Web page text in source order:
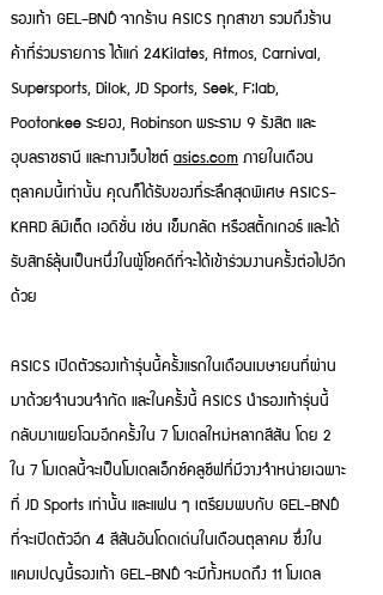
รองเท้า GEL-BND™ จากร้าน ASICS ทุกสาขา รวมถึงร้าน
ค้าที่ร่วมรายการ ได้แก่ 24Kilates, Atmos, Carnival,
Supersports, Dilok, JD Sports, Seek, F;lab,
Pootonkee ระยอง, Robinson พระราม 9 รังสิต และ
อุบลราชธานี และทางเว็บไซต์asics.comภายในเดือน
ตุลาคมนี้เท่านั้น คุณก็ได้รับของที่ระลึกสุดพิเศษ ASICS-
KARD ลิมิเต็ด เอดิชั่น เช่น เข็มกลัด หรือสติ้กเกอร์ และได้
รับสิทธ์ลุ้นเป็นหนึ่งในผู้โชคดีที่จะได้เข้าร่วมงานครั้งต่อไปอีก
ด้วย
ASICS เปิดตัวรองเท้ารุ่นนี้ครั้งแรกในเดือนเมษายนที่ผ่าน
มาด้วยจำนวนจำกัด และในครั้งนี้ ASICS นำรองเท้ารุ่นนี้
กลับมาเผยโฉมอีกครั้งใน 7 โมเดลใหม่หลากสีสัน โดย 2
ใน 7 โมเดลนี้จะเป็นโมเดลเอ็กซ์คลูซีฟที่มีวางจำหน่ายเฉพาะ
ที่ JD Sports เท่านั้น และแฟน ๆ เตรียมพบกับ GEL-BND™
ที่จะเปิดตัวอีก 4 สีสันอันโดดเด่นในเดือนตุลาคม ซึ่งใน
แคมเปญนี้รองเท้า GEL-BND™ จะมีทั้งหมดถึง 11 โมเดล